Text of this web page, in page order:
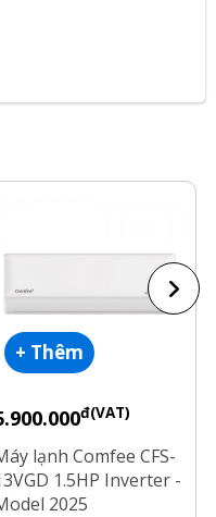
+ Thêm
đ(VAT)
lạnh Comfee CFS-
1.5HP Inverter -
2025